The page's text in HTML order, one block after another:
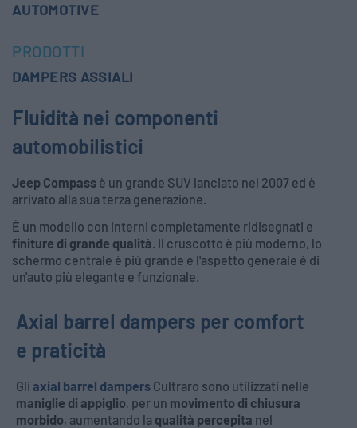
AUTOMOTIVE
PRODOTTI
DAMPERS ASSIALI
Fluidità nei componenti
automobilistici
Jeep Compass è un grande SUV lanciato nel 2007 ed è
arrivato alla sua terza generazione.
È un modello con interni completamente ridisegnati e
finiture di grande qualità. Il cruscotto è più moderno, lo
schermo centrale è più grande e l'aspetto generale è di
un'auto più elegante e funzionale.
Axial barrel dampers per comfort
e praticità
Gli axial barrel dampers Cultraro sono utilizzati nelle
maniglie di appiglio, per un movimento di chiusura
morbido, aumentando la qualità percepita nel